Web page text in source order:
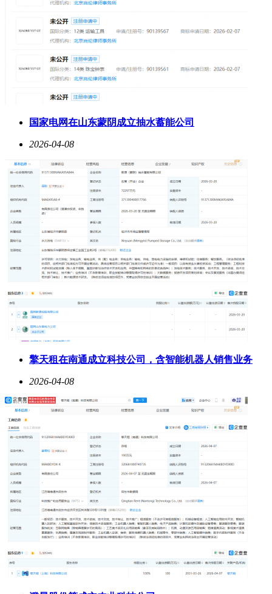
国家电网在山东蒙阴成立抽水蓄能公司
2026-04-08
擎天租在南通成立科技公司，含智能机器人销售业务
2026-04-08